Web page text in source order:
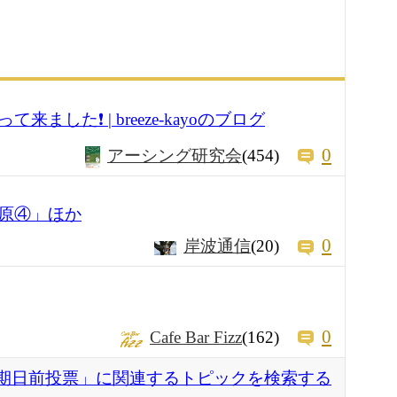
来ました❗️ | breeze-kayoのブログ
アーシング研究会(454) 0
④」ほか
岸波通信(20) 0
Cafe Bar Fizz(162) 0
日前投票」に関連するトピックを検索する